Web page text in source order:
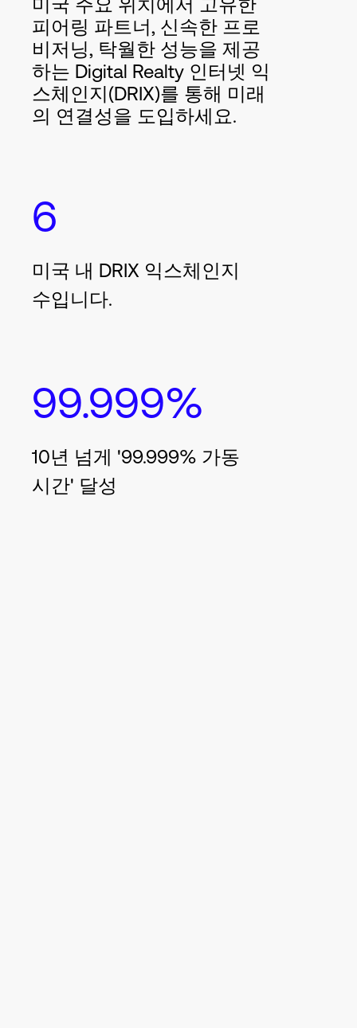
피어링 파트너, 신속한 프로
비저닝, 탁월한 성능을 제공
하는 Digital Realty 인터넷 익
스체인지(DRIX)를 통해 미래
의 연결성을 도입하세요.
6
미국 내 DRIX 익스체인지
수입니다.
99.999%
10년 넘게 '99.999% 가동
시간' 달성